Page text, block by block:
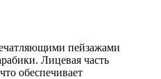
пейзажами
Лицевая часть
обеспечивает